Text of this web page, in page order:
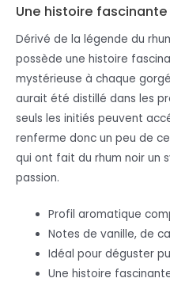
Une histoire
Dérivé de la légende du
possède une histoire
mystérieuse à chaque
aurait été distillé dans les
seuls les initiés peuvent
renferme donc un peu de
qui ont fait du rhum noir un
passion.
Profil aromatique
Notes de vanille, de
Idéal pour déguster
Une histoire